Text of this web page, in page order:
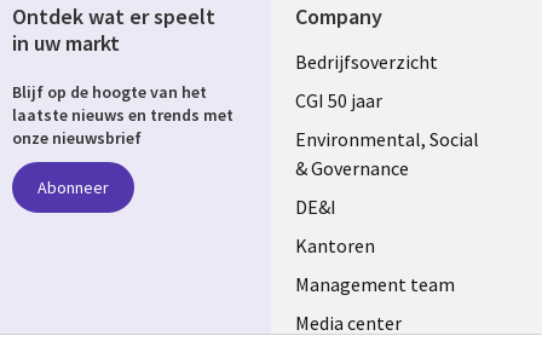
Company
Useful
links
NETHERLANDS
Bedrijfsoverzicht
CGI 50 jaar
Environmental, Social
& Governance
DE&I
Kantoren
Management team
Media center
Ontdek wat er speelt
in uw markt
Blijf op de hoogte van het
laatste nieuws en trends met
onze nieuwsbrief
Abonneer